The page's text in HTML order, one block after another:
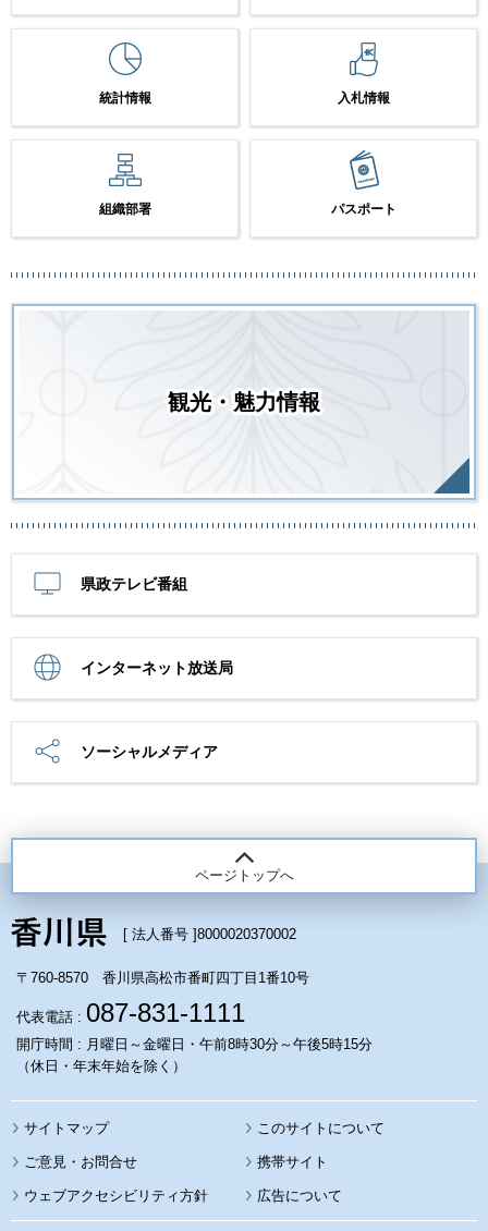
統計情報 入札情報
組織部署 パスポート
観光・魅力情報
県政テレビ番組
インターネット放送局
ソーシャルメディア
ページトップへ
[ 法人番号 ]8000020370002
〒760-8570 香川県高松市番町四丁目1番10号
代表電話 : 087-831-1111
開庁時間 : 月曜日～金曜日・午前8時30分～午後5時15分
（休日・年末年始を除く）
サイトマップ このサイトについて
携帯サイト
ウェブアクセシビリティ方針 広告について